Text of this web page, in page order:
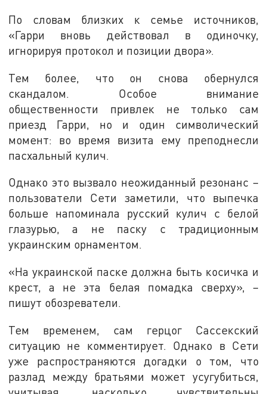
По словам близких к семье источников,
«Гарри вновь действовал в одиночку,
игнорируя протокол и позиции двора».
Тем более, что он снова обернулся
скандалом. Особое внимание
общественности привлек не только сам
приезд Гарри, но и один символический
момент: во время визита ему преподнесли
пасхальный кулич.
Однако это вызвало неожиданный резонанс –
пользователи Сети заметили, что выпечка
больше напоминала русский кулич с белой
глазурью, а не паску с традиционным
украинским орнаментом.
«На украинской паске должна быть косичка и
крест, а не эта белая помадка сверху», –
пишут обозреватели.
Тем временем, сам герцог Сассекский
ситуацию не комментирует. Однако в Сети
уже распространяются догадки о том, что
разлад между братьями может усугубиться,